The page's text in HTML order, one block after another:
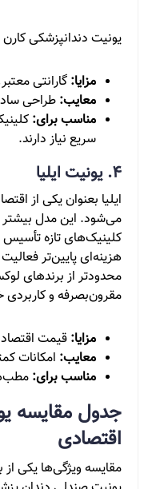
یونیت دندانپزشکی کارن
مزایا: گارانتی
معایب: طراحی
مناسب برای:
سریع نیاز دارند.
4. یونیت ایلیا
ایلیا بعنوان یکی از
می‌شود. این مدل
کلینیک‌های تازه‌
هزینه‌ای پایین‌تر
محدودتر از برندهای
مقرون‌بصرفه و کاربردی
مزایا:قیمت
معایب: امکانات
مناسب برای:
جدول مقایسه
اقتصادی
مقایسه ویژگی‌ها یکی